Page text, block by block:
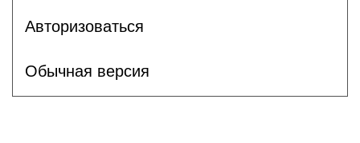
Авторизоваться
Обычная версия